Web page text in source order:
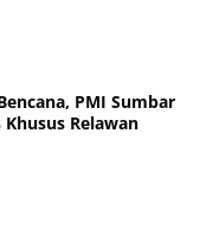
PMI Sumbar
Relawan